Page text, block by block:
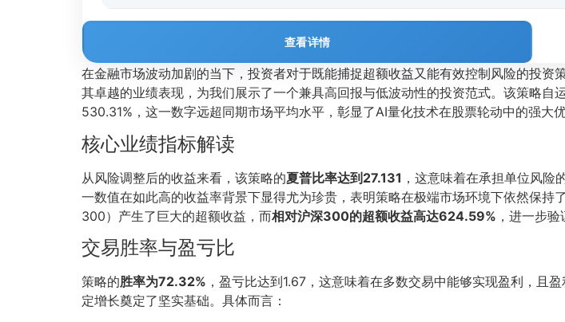
查看详情
在金融市场波动加剧的当下，投资者对于既能捕捉超额收益又能有效控制风险的投资
其卓越的业绩表现，为我们展示了一个兼具高回报与低波动性的投资范式。该策略自
530.31%，这一数字远超同期市场平均水平，彰显了AI量化技术在股票轮动中的强大优
核心业绩指标解读
从风险调整后的收益来看，该策略的夏普比率达到27.131 ，这意味着在承担单位风险
一数值在如此高的收益率背景下显得尤为珍贵，表明策略在极端市场环境下依然保持
300）产生了巨大的超额收益，而相对沪深300的超额收益高达624.59% ，进一步
交易胜率与盈亏比
策略的胜率为72.32% ，盈亏比达到1.67，这意味着在多数交易中能够实现盈利，且
定增长奠定了坚实基础。具体而言：